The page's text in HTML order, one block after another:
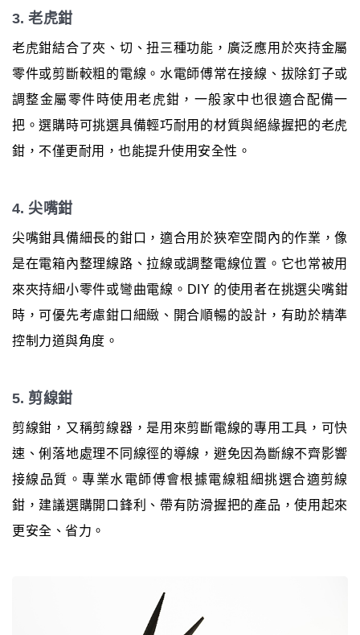
3. 老虎鉗
老虎鉗結合了夾、切、扭三種功能，廣泛應用於夾持金屬
零件或剪斷較粗的電線。水電師傅常在接線、拔除釘子或
調整金屬零件時使用老虎鉗，一般家中也很適合配備一
把。選購時可挑選具備輕巧耐用的材質與絕緣握把的老虎
鉗，不僅更耐用，也能提升使用安全性。
4. 尖嘴鉗
尖嘴鉗具備細長的鉗口，適合用於狹窄空間內的作業，像
是在電箱內整理線路、拉線或調整電線位置。它也常被用
來夾持細小零件或彎曲電線。DIY 的使用者在挑選尖嘴鉗
時，可優先考慮鉗口細緻、開合順暢的設計，有助於精準
控制力道與角度。
5. 剪線鉗
剪線鉗，又稱剪線器，是用來剪斷電線的專用工具，可快
速、俐落地處理不同線徑的導線，避免因為斷線不齊影響
接線品質。專業水電師傅會根據電線粗細挑選合適剪線
鉗，建議選購開口鋒利、帶有防滑握把的產品，使用起來
更安全、省力。